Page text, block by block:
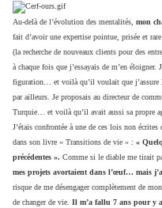
Au-delà de l’évolution des mentalités, mon
fait d’avoir une expertise pointue, prisée et rare
(la recherche de nouveaux clients pour des
à chaque fois que j’essayais de m’en
figuration… et voilà qu’il voulait que j’assure
par ailleurs. Je proposais au directeur de
Turquie… et voilà qu’il avait aussi sa propre
J’étais confrontée à une de ces lois non
dans son livre « Transitions de vie » : «
précédentes ». Comme si le diable me tirait
mes projets avortaient dans l’œuf… mais
risque de me désengager complètement de
de changer de vie. Il m’a fallu 7 ans pour y